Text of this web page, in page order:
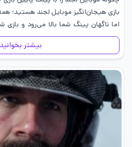
بازی هیجان‌انگیز موبایل لجند هستید؛
اما ناگهان پینگ شما بالا می‌رود و
لحظه‌ها می‌توانند…
بیشتر بخوانید